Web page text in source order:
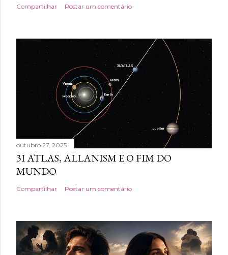
Compartilhar Postar um comentário
outubro 27, 2025
3I ATLAS, ALLANISM E O FIM DO
MUNDO
Compartilhar Postar um comentário